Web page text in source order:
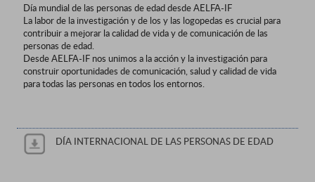
Día mundial de las personas de edad desde AELFA-IF
La labor de la investigación y de los y las logopedas es crucial para
contribuir a mejorar la calidad de vida y de comunicación de las
personas de edad.
Desde AELFA-IF nos unimos a la acción y la investigación para
construir oportunidades de comunicación, salud y calidad de vida
para todas las personas en todos los entornos.
DÍA INTERNACIONAL DE LAS PERSONAS DE EDAD